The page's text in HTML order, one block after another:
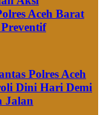
Aceh Barat
Polres Aceh
Dini Hari Demi
Jalan